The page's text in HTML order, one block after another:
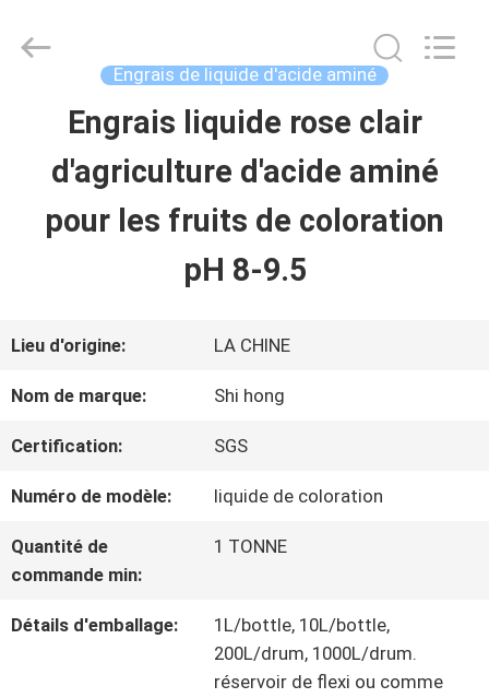
MAISON
PRODUITS
NOUS
Sichuan
Engrais de liquide d'acide aminé
Engrais liquide rose clair
d'agriculture d'acide aminé
pour les fruits de coloration
pH 8-9.5
Lieu d'origine: LA CHINE
Nom de marque: Shi hong
Certification: SGS
Numéro de modèle: liquide de coloration
Quantité de
commande min:
1 TONNE
Détails d'emballage:
1L/bottle, 10L/bottle,
200L/drum, 1000L/drum.
réservoir de flexi ou comme